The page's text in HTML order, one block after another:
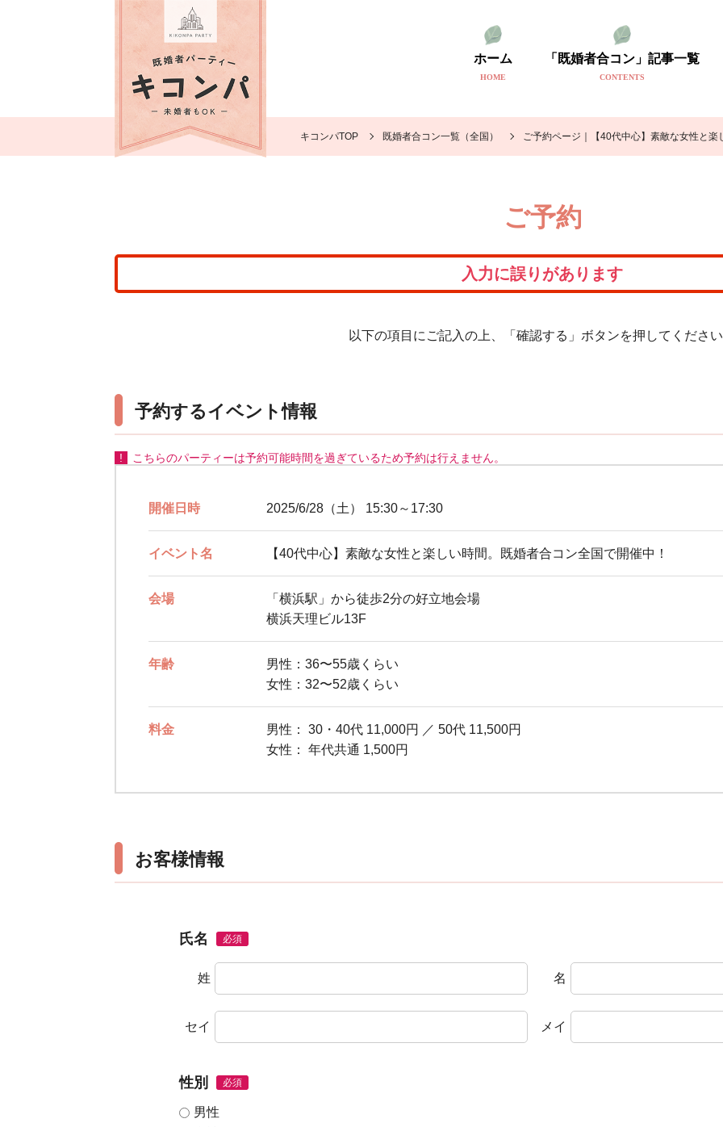
ホーム
HOME
「既婚者合コン」記事一覧
CONTENTS
キコンパTOP 既婚者合コン一覧（全国） ご予約ページ｜【40代中心】素敵な女性と
ご予約
入力に誤りがあります
以下の項目にご記入の上、「確認する」ボタンを押してくださ
予約するイベント情報
こちらのパーティーは予約可能時間を過ぎているため予約は行えません。
開催日時 2025/6/28（土） 15:30～17:30
イベント名 【40代中心】素敵な女性と楽しい時間。既婚者合コン全国で開催中！
会場
「横浜駅」から徒歩2分の好立地会場
横浜天理ビル13F
年齢
男性：36〜55歳くらい
女性：32〜52歳くらい
料金 男性： 30・40代 11,000円 ／ 50代 11,500円
女性：
年代共通 1,500円
お客様情報
氏名 必須
姓 名
セイ メイ
性別 必須
男性